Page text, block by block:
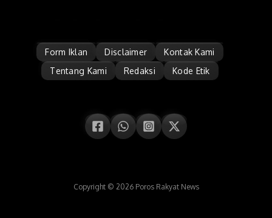
Form Iklan Disclaimer
Kontak Kami
Tentang Kami
Redaksi Kode Etik
Copyright © 2026 Poros Rakyat News